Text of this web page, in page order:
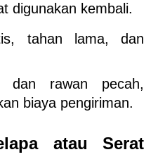
digunakan kembali.
tahan lama, dan
dan rawan pecah,
biaya pengiriman.
atau Serat